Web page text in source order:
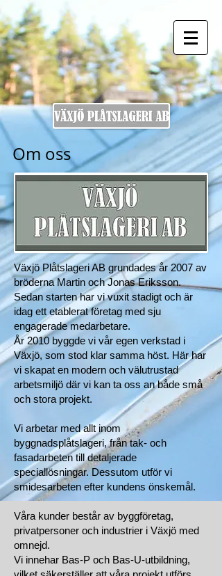
Om oss
Växjö Plåtslageri AB grundades år 2007 av
bröderna Martin och Jonas Eriksson.
Sedan starten har vi vuxit stadigt och är
idag ett etablerat företag med sju
engagerade medarbetare.
År 2010 byggde vi vår egen verkstad i
Växjö, som stod klar samma höst. Här har
vi skapat en modern och välutrustad
arbetsmiljö där vi kan ta oss an både små
och stora projekt.
Vi arbetar med allt inom
byggnadsplåtslageri, från tak- och
fasadarbeten till detaljerade
speciallösningar. Dessutom utför vi
smidesarbeten efter kundens önskemål.
Våra kunder består av byggföretag,
privatpersoner och industrier i Växjö med
omnejd.
Vi innehar Bas-P och Bas-U-utbildning,